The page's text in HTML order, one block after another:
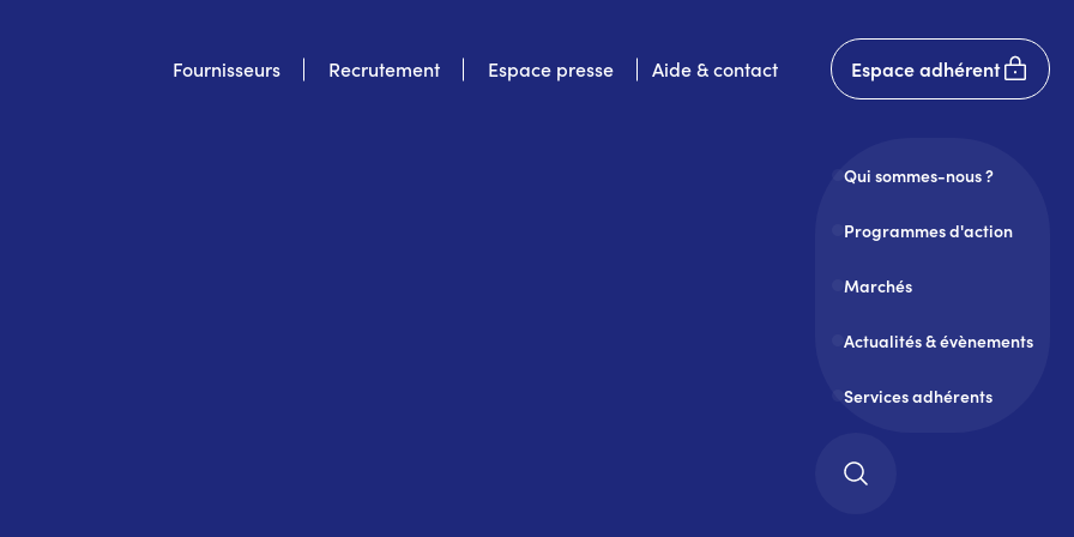
Fournisseurs Recrutement Espace presse Aide & contact
User
account
Espace adhérent
Qui sommes-nous ?
Programmes d'action
Marchés
Actualités & évènements
Services adhérents